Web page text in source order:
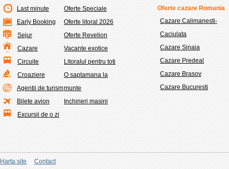
Last minute
Early Booking
Sejur
Cazare
Circuite
Croaziere
Agentii de turism
Bilete avion
Excursii de o zi
Oferte Speciale
Oferte litoral 2026
Oferte Revelion
Vacante exotice
Litoralul pentru toti
O saptamana la
munte
Inchirieri masini
Oferte cazare Romania
Cazare Calimanesti-
Caciulata
Cazare Sinaia
Cazare Predeal
Cazare Brasov
Cazare Bucuresti
Harta site Contact